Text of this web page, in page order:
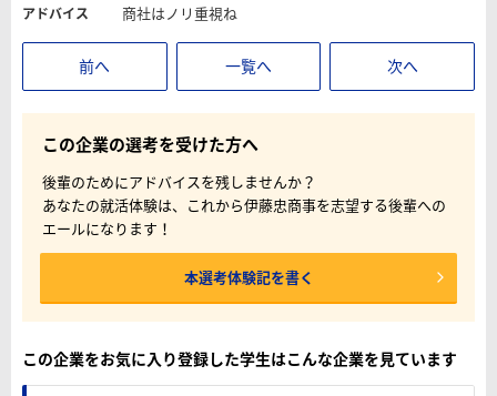
アドバイス 商社はノリ重視ね
前へ 一覧へ 次へ
この企業の選考を受けた方へ
後輩のためにアドバイスを残しませんか？
あなたの就活体験は、これから伊藤忠商事を志望する後輩への
エールになります！
本選考体験記を書く
この企業をお気に入り登録した学生はこんな企業を見ています